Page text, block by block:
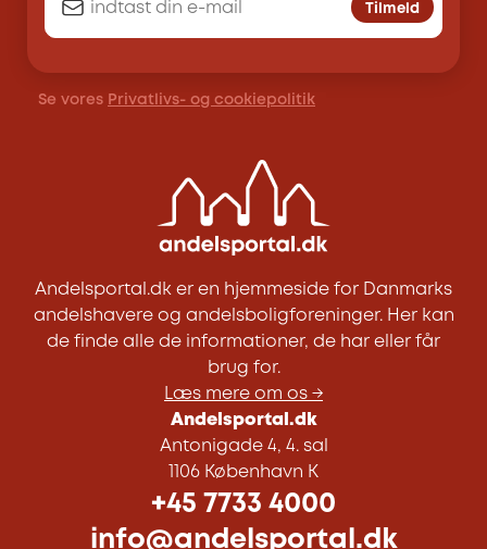
Tilmeld
Se vores Privatlivs- og cookiepolitik
Andelsportal.dk er en hjemmeside for Danmarks
andelshavere og andelsboligforeninger. Her kan
de finde alle de informationer, de har eller får
brug for.
Læs mere om os →
Andelsportal.dk
Antonigade 4, 4. sal
1106 København K
+45 7733 4000
info@andelsportal.dk